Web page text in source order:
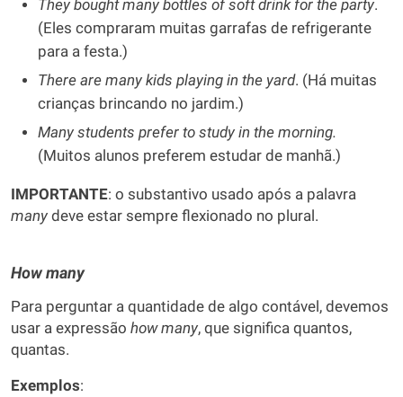
They bought many bottles of soft drink for the party.
(Eles compraram muitas garrafas de refrigerante
para a festa.)
There are many kids playing in the yard. (Há muitas
crianças brincando no jardim.)
Many students prefer to study in the morning.
(Muitos alunos preferem estudar de manhã.)
IMPORTANTE: o substantivo usado após a palavra
many deve estar sempre flexionado no plural.
How many
Para perguntar a quantidade de algo contável, devemos
usar a expressão how many, que significa quantos,
quantas.
Exemplos: